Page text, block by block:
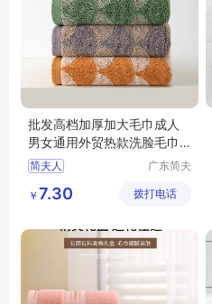
批发高档加厚加大毛巾成人
男女通用外贸热款洗脸毛巾
纯棉
简夫人
广东简夫
限公司
￥ 7.30 拨打电话